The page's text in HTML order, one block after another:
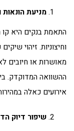
מניעת הונאות
התאמת בנקים היא קו
וחיצוניות. זיהוי
מאושרות או חיובים
ההשוואה המדוקדק.
אירועים כאלה
שיפור דיוק